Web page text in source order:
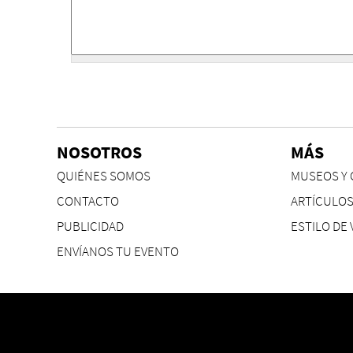
NOSOTROS
QUIÉNES SOMOS
CONTACTO
PUBLICIDAD
ENVÍANOS TU EVENTO
MÁS
MUSEOS Y
ARTÍCULOS
ESTILO DE